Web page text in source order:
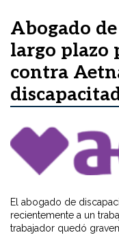
Abogado
largo plazo
contra
El abogado de
recientemente a un
trabajador quedó